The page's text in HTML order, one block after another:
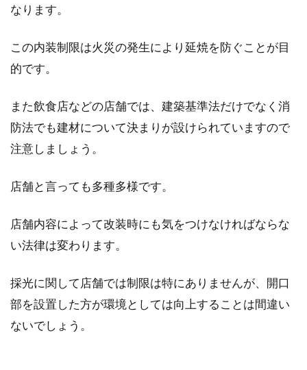
なります。
この内装制限は火災の発生により延焼を防ぐことが目
的です。
また飲食店などの店舗では、建築基準法だけでなく消
防法でも建材について決まりが設けられていますので
注意しましょう。
店舗と言っても多種多様です。
店舗内容によって改装時にも気をつけなければならな
い法律は変わります。
採光に関して店舗では制限は特にありませんが、開口
部を設置した方が環境としては向上することは間違い
ないでしょう。